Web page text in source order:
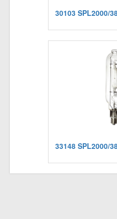
30103 SPL2000/
33148 SPL2000/